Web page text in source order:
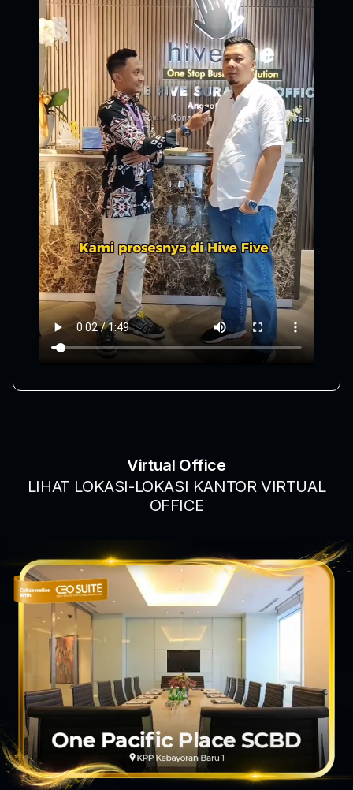
Virtual Office
LIHAT LOKASI-LOKASI KANTOR VIRTUAL
OFFICE